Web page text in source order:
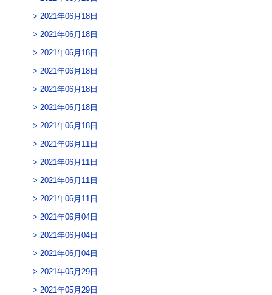
2021年06月18日
2021年06月18日
2021年06月18日
2021年06月18日
2021年06月18日
2021年06月18日
2021年06月18日
2021年06月11日
2021年06月11日
2021年06月11日
2021年06月11日
2021年06月04日
2021年06月04日
2021年06月04日
2021年05月29日
2021年05月29日